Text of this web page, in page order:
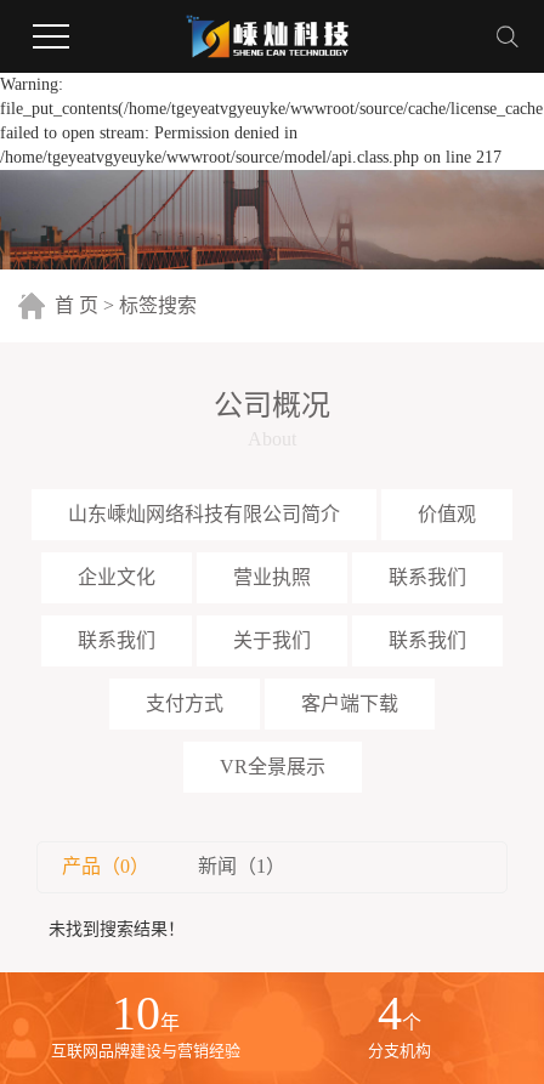
Warning:
file_put_contents(/home/tgeyeatvgyeuyke/wwwroot/source/cache/
failed to open stream: Permission denied in
/home/tgeyeatvgyeuyke/wwwroot/source/model/api.class.php on line 217
首 页 > 标签搜索
公司概况
山东嵊灿网络科技有限公司简介 价值观
企业文化 营业执照 联系我们
联系我们 关于我们 联系我们
支付方式 客户端下载
VR全景展示
产品（0） 新闻（1）
未找到搜索结果！
10年
互联网品牌建设与营销经验
4个
分支机构